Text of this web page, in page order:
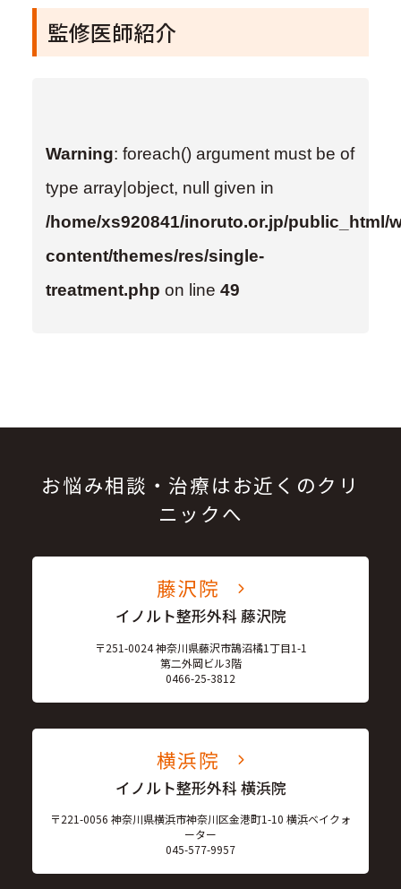
監修医師紹介
Warning: foreach() argument must be of
type array|object, null given in
/home/xs920841/inoruto.or.jp/public_html/
content/themes/res/single-
treatment.php on line 49
お悩み相談・治療はお近くのクリ
ニックへ
藤沢院
イノルト整形外科 藤沢院
〒251-0024 神奈川県藤沢市鵠沼橘1丁目1-1
第二外岡ビル3階
0466-25-3812
横浜院
イノルト整形外科 横浜院
〒221-0056 神奈川県横浜市神奈川区金港町1-10 横浜ベイクォ
ーター
045-577-9957